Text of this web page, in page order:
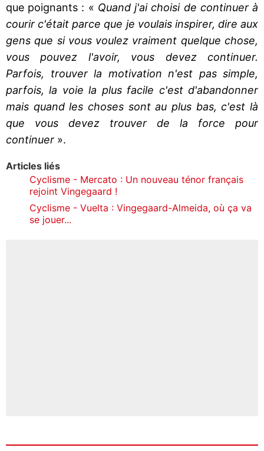
que poignants : « Quand j'ai choisi de continuer à
courir c'était parce que je voulais inspirer, dire aux
gens que si vous voulez vraiment quelque chose,
vous pouvez l'avoir, vous devez continuer.
Parfois, trouver la motivation n'est pas simple,
parfois, la voie la plus facile c'est d'abandonner
mais quand les choses sont au plus bas, c'est là
que vous devez trouver de la force pour
continuer ».
Articles liés
Cyclisme - Mercato : Un nouveau ténor français
rejoint Vingegaard !
Cyclisme - Vuelta : Vingegaard-Almeida, où ça va
se jouer...